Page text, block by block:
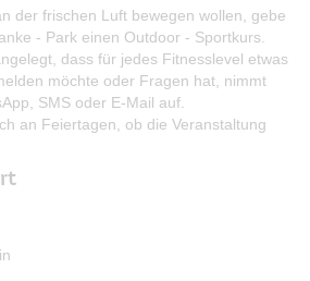
der frischen Luft bewegen wollen, gebe
- Park einen Outdoor - Sportkurs.
dass für jedes Fitnesslevel etwas
möchte oder Fragen hat, nimmt
SMS oder E-Mail auf.
an Feiertagen, ob die Veranstaltung